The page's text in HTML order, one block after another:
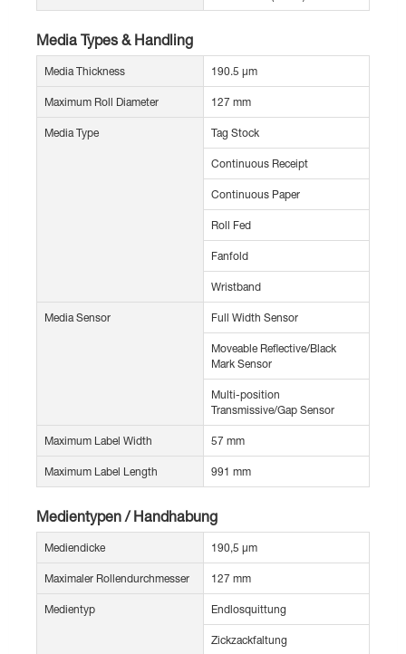
Media Types & Handling
Media Thickness 190.5 µm
Maximum Roll Diameter 127 mm
Media Type Tag Stock
Continuous Receipt
Continuous Paper
Roll Fed
Fanfold
Wristband
Media Sensor Full Width Sensor
Moveable Reflective/Black
Mark Sensor
Multi-position
Transmissive/Gap Sensor
Maximum Label Width 57 mm
Maximum Label Length 991 mm
Medientypen / Handhabung
Mediendicke 190,5 µm
Maximaler Rollendurchmesser 127 mm
Medientyp Endlosquittung
Zickzackfaltung